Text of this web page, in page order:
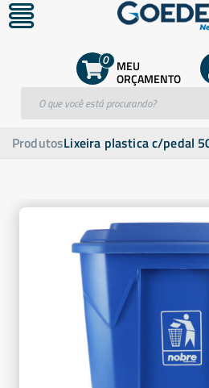
MEU
ORÇAMENTO
0
ProdutosLixeira plastica c/pedal